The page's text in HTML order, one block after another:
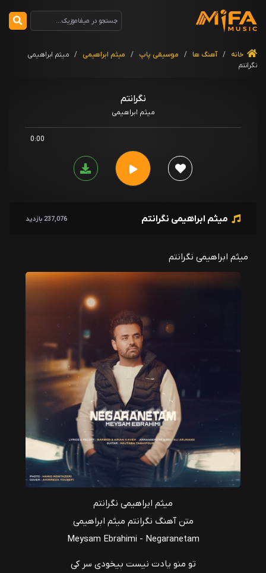
خانه / آهنگ ها / موسیقی پاپ / میثم ابراهیمی / میثم ابراهیمی
نگرانتم
نگرانتم
میثم ابراهیمی
0:00
میثم ابراهیمی نگرانتم 237,076 بازدید
میثم ابراهیمی نگرانتم
میثم ابراهیمی نگرانتم
متن آهنگ نگرانتم میثم ابراهیمی
Meysam Ebrahimi - Negaranetam
تو منو یادت نیست بیخودی سر کی